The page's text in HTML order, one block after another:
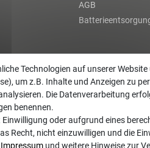
AGB
Technologien auf unserer
um z.B. Inhalte und Anzeigen zu
Die Datenverarbeitung
benennen.
oder aufgrund eines
Recht, nicht einzuwilligen und die
Impressum und weitere Hinweise zur